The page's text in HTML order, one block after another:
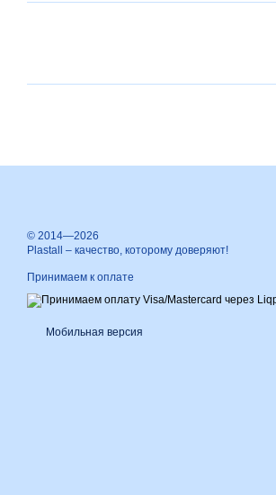
© 2014—2026
Plastall – качество, которому доверяют!
Принимаем к оплате
Мобильная версия